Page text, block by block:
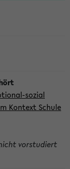
sozial
Kontext Schule
vorstudiert